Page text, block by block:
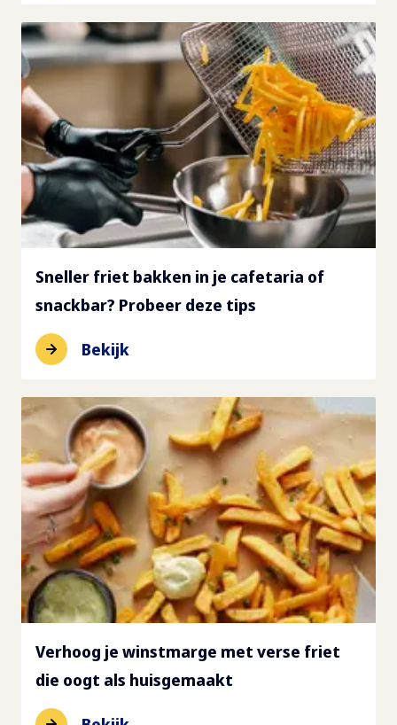
Sneller friet bakken in je cafetaria of
snackbar? Probeer deze tips
Bekijk
Verhoog je winstmarge met verse friet
die oogt als huisgemaakt